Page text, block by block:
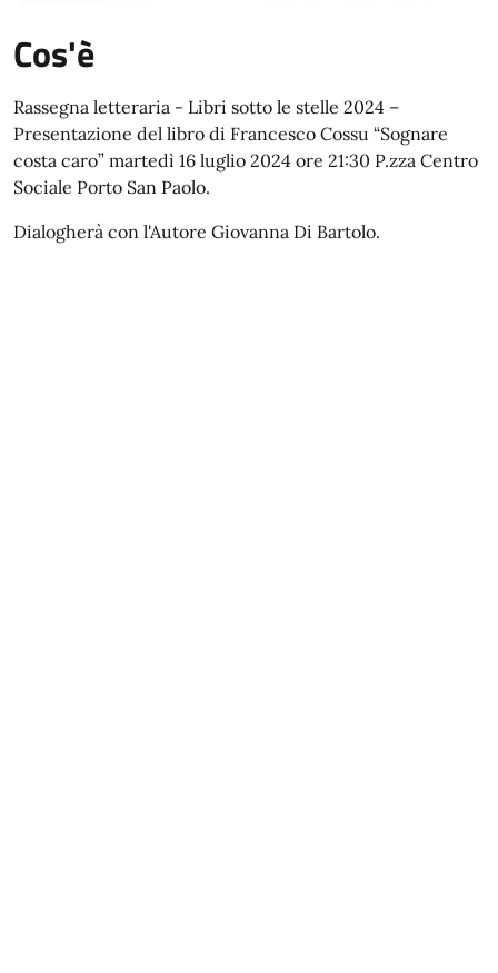
Cos'è
Rassegna letteraria - Libri sotto le stelle 2024 –
Presentazione del libro di Francesco Cossu “Sognare
costa caro” martedì 16 luglio 2024 ore 21:30 P.zza Centro
Sociale Porto San Paolo.
Dialogherà con l'Autore Giovanna Di Bartolo.